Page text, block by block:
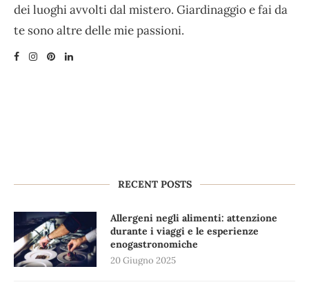
dei luoghi avvolti dal mistero. Giardinaggio e fai da
te sono altre delle mie passioni.
RECENT POSTS
Allergeni negli alimenti: attenzione
durante i viaggi e le esperienze
enogastronomiche
20 Giugno 2025